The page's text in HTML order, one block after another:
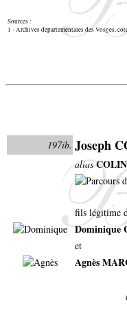
Sources :
1 - Archives départementales des Vosges,
197ib. Joseph
alias COLIN
fils légitime
Dominique
et
Agnès